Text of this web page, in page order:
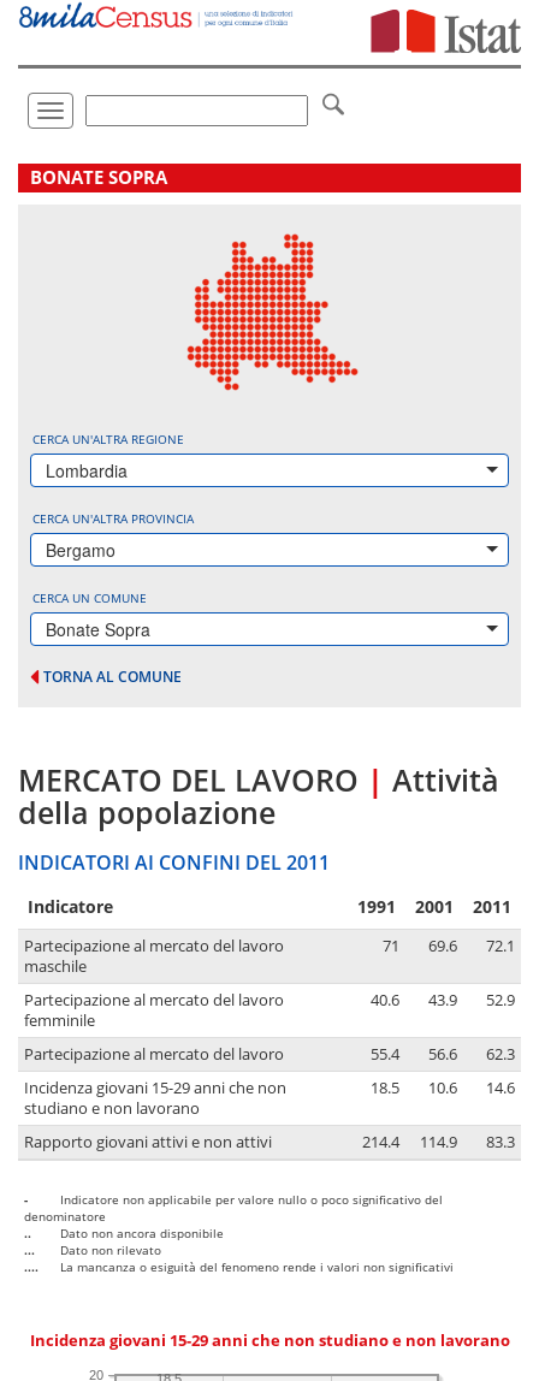
Vai
direttamente
Toggle
navigation
.
BONATE SOPRA
CERCA UN'ALTRA REGIONE
Lombardia
CERCA UN'ALTRA PROVINCIA
Bergamo
CERCA UN COMUNE
Bonate Sopra
TORNA AL COMUNE
MERCATO DEL LAVORO | Attività
della popolazione
INDICATORI AI CONFINI DEL 2011
Indicatore 1991 2001 2011
Partecipazione al mercato del lavoro
maschile
71 69.6 72.1
Partecipazione al mercato del lavoro
femminile
40.6 43.9 52.9
Partecipazione al mercato del lavoro 55.4 56.6
62.3
Incidenza giovani 15-29 anni che non
studiano e non lavorano
18.5 10.6 14.6
Rapporto giovani attivi e non attivi 214.4 114.9 83.3
-
Indicatore non applicabile per valore nullo o poco significativo del
denominatore
..
Dato non ancora disponibile
...
Dato non rilevato
....
La mancanza o esiguità del fenomeno rende i valori non significativi
Incidenza giovani 15-29 anni che non studiano e non lavorano
20